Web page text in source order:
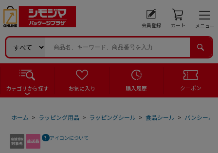
会員登録 カート メニュー
カテゴリから探す お気に入り 購入履歴 クーポン
ホーム > ラッピング用品 > ラッピングシール > 食品シール > パンシール
アイコンについて